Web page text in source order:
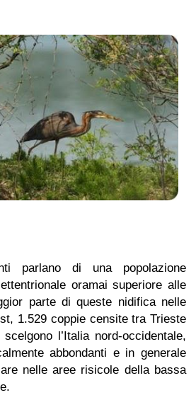
parlano di una popolazione
oramai superiore alle
parte di queste nidifica nelle
1.529 coppie censite tra Trieste
l’Italia nord-occidentale,
abbondanti e in generale
nelle aree risicole della bassa